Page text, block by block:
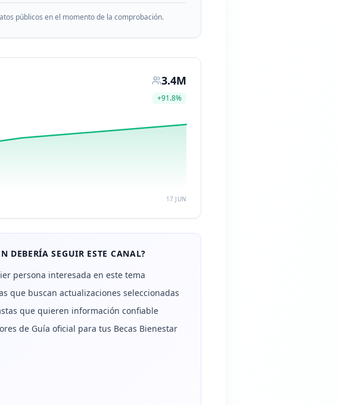
públicos en el momento de la comprobación.
3.4M
+91.8%
17 JUN
DEBERÍA SEGUIR ESTE CANAL?
persona interesada en este tema
que buscan actualizaciones seleccionadas
que quieren información confiable
de Guía oficial para tus Becas Bienestar